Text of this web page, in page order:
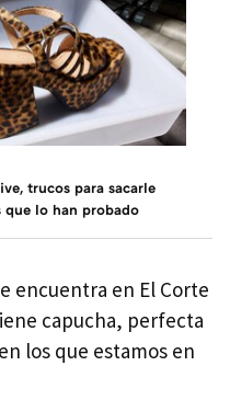
trucos para sacarle
lo han probado
encuentra en El Corte
capucha, perfecta
los que estamos en